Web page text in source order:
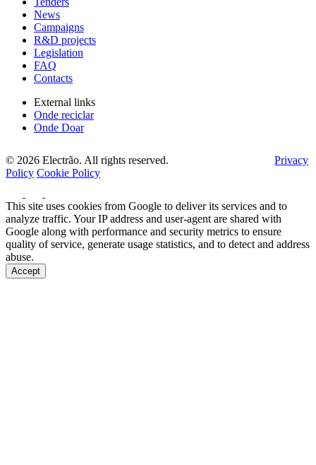
News
Campaigns
R&D projects
Legislation
FAQ
Contacts
External links
Onde reciclar
Onde Doar
© 2026 Electrão. All rights reserved.
Privacy
Policy Cookie Policy
This site uses cookies from Google to deliver its services and to
analyze traffic. Your IP address and user-agent are shared with
Google along with performance and security metrics to ensure
quality of service, generate usage statistics, and to detect and address
abuse.
Accept